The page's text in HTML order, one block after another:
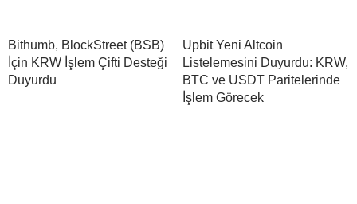
Bithumb, BlockStreet (BSB)
İçin KRW İşlem Çifti Desteği
Duyurdu
Upbit Yeni Altcoin
Listelemesini Duyurdu: KRW,
BTC ve USDT Paritelerinde
İşlem Görecek